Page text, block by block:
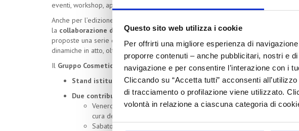
Questo sito web utilizza i cookie
Per offrirti una migliore esperienza di
proporre contenuti – anche pubblicitari, nostri e
navigazione e per consentire l’interazione con i
Cliccando su “Accetta tutti” acconsenti
di tracciamento o profilazione viene utilizzato.
volontà in relazione a ciascuna categoria di
eventi, workshop, appuntamenti web per la sua community che culminano nella
Anche per l’edizione 2023, in programma presso il quartiere fieristico bolognese
la collaborazione di Cosmetica Italia, attraverso il Gruppo Cosmetici in
proposte una serie di attività nell’ottica di valorizzare il ruolo del cosmetico nel
dinamiche in atto, oltre che fornire informazione ai professionisti del settore.
Il Gruppo Cosmetici in Farmacia@Cosmofarma 2023:
Stand istituzionale del Gruppo Cosmetici in Farmacia(pad. 25, stand
Due contributi a cura di Cosmetica Italia presso lo Spazio
Venerdì 5 maggio (ore 11): “L'evoluzione del cosmetico a
cura del Centro Studi di Cosmetica Italia
Sabato 6 maggio (ore 11): “Multicanalità e abitudini del nuovo